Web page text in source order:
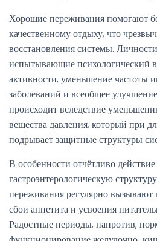
Хорошие переживания помогают
качественному отдыху, что
восстановления системы.
испытывающие психологический
активности, уменьшение частоты
заболеваний и всеобщее
происходит вследствие
вещества давления, который при
подрывает защитные структуры
В особенности отчётливо
гастроэнтерологическую
переживания регулярно
сбои аппетита и усвоения
Радостные периоды, напротив,